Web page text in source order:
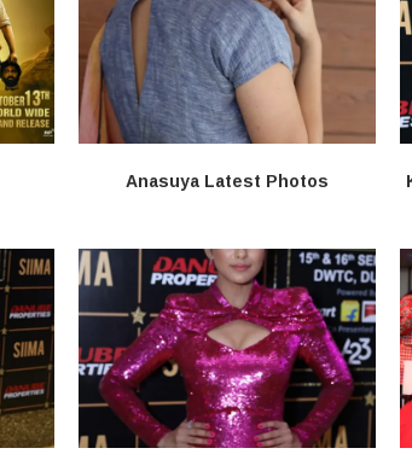
Anasuya Latest Photos